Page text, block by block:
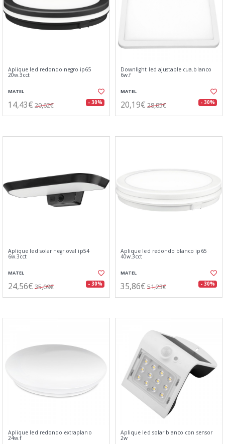
Aplique led redondo negro ip65
20w.3cct
MATEL
14,43€ 20,62€ - 30%
Downlight led ajustable cua.blanco
6w.f
MATEL
20,19€ 28,85€ - 30%
Aplique led solar negr.oval ip54
6w.3cct
MATEL
24,56€ 35,09€ - 30%
Aplique led redondo blanco ip65
40w.3cct
MATEL
35,86€ 51,23€ - 30%
Aplique led redondo extraplano
24w.f
Aplique led solar blanco con sensor
2w